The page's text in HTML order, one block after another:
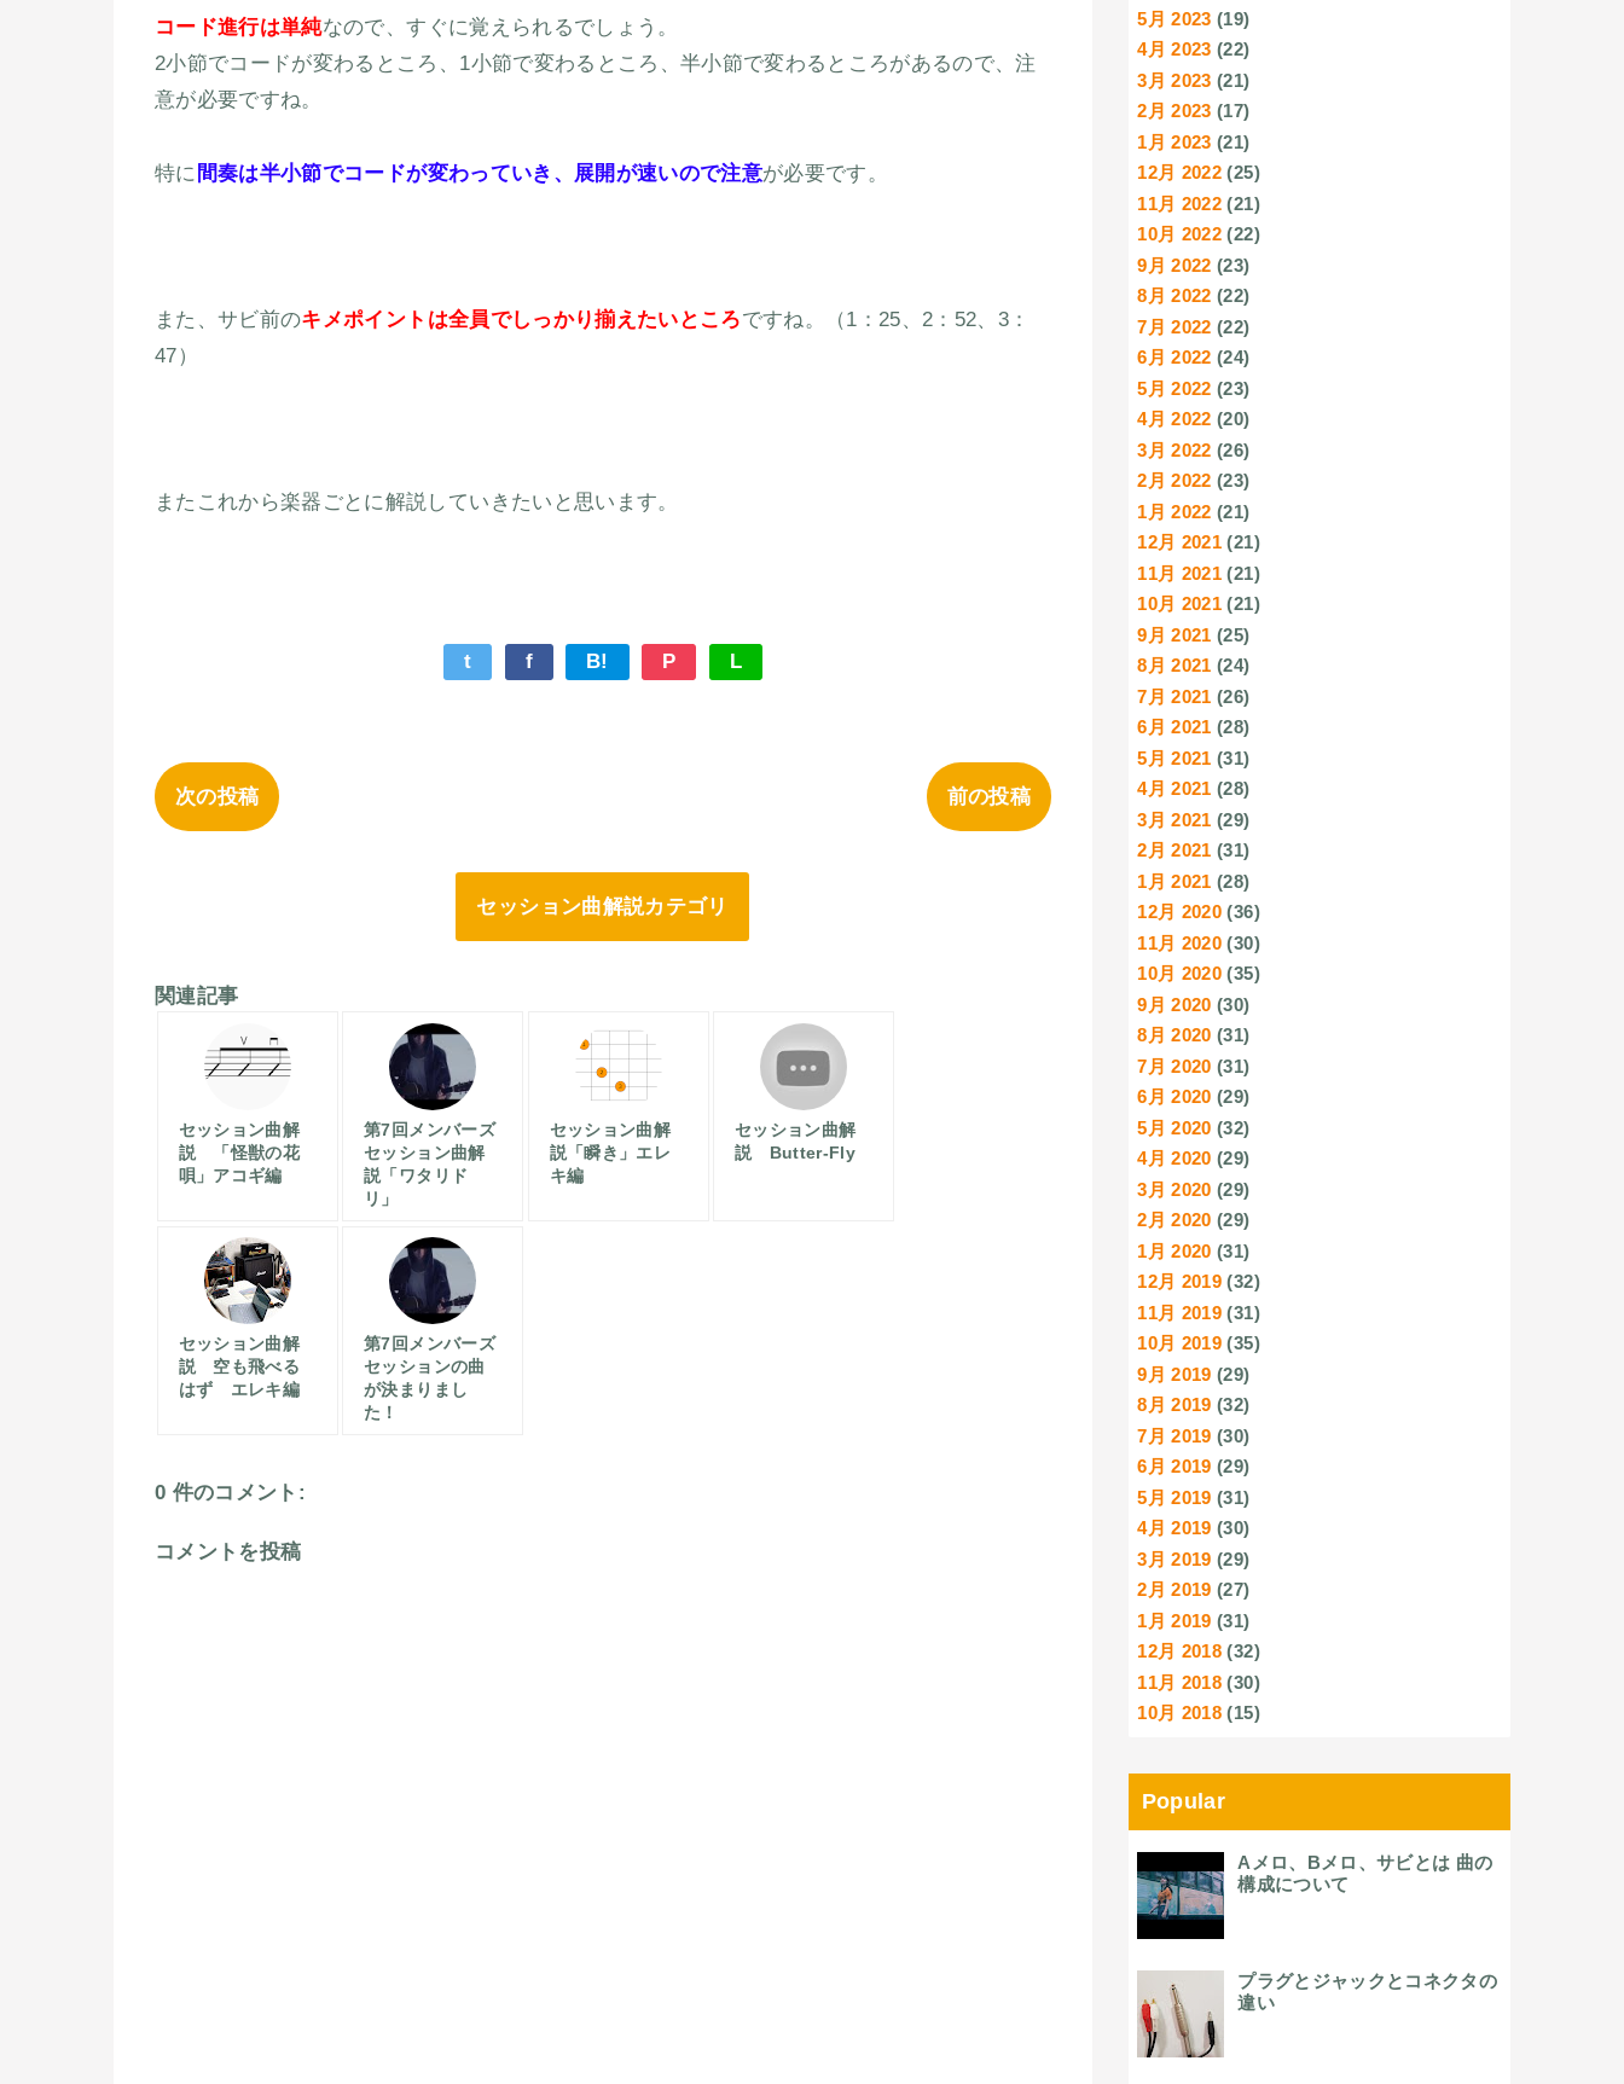
コード進行は単純なので、すぐに覚えられるでしょう。
2小節でコードが変わるところ、1小節で変わるところ、半小節で変わるところがあるので、注
意が必要ですね。
特に 間奏は半小節でコードが変わっていき、展開が速いので注意が必要です。
また、サビ前のキメポイントは全員でしっかり揃えたいところですね。（1：25、2：52、3：
47）
またこれから楽器ごとに解説していきたいと思います。
t f B! P L
次の投稿 前の投稿
セッション曲解説カテゴリ
関連記事
セッション曲解
説 「怪獣の花
唄」アコギ編
第7回メンバーズ
セッション曲解
説「ワタリド
リ」
セッション曲解
説「瞬き」エレ
キ編
セッション曲解
説 Butter-Fly
セッション曲解
説 空も飛べる
はず エレキ編
第7回メンバーズ
セッションの曲
が決まりまし
た！
0 件のコメント:
コメントを投稿
5月 2023 (19)
4月 2023 (22)
3月 2023 (21)
2月 2023 (17)
1月 2023 (21)
12月 2022 (25)
11月 2022 (21)
10月 2022 (22)
9月 2022 (23)
8月 2022 (22)
7月 2022 (22)
6月 2022 (24)
5月 2022 (23)
4月 2022 (20)
3月 2022 (26)
2月 2022 (23)
1月 2022 (21)
12月 2021 (21)
11月 2021 (21)
10月 2021 (21)
9月 2021 (25)
8月 2021 (24)
7月 2021 (26)
6月 2021 (28)
5月 2021 (31)
4月 2021 (28)
3月 2021 (29)
2月 2021 (31)
1月 2021 (28)
12月 2020 (36)
11月 2020 (30)
10月 2020 (35)
9月 2020 (30)
8月 2020 (31)
7月 2020 (31)
6月 2020 (29)
5月 2020 (32)
4月 2020 (29)
3月 2020 (29)
2月 2020 (29)
1月 2020 (31)
12月 2019 (32)
11月 2019 (31)
10月 2019 (35)
9月 2019 (29)
8月 2019 (32)
7月 2019 (30)
6月 2019 (29)
5月 2019 (31)
4月 2019 (30)
3月 2019 (29)
2月 2019 (27)
1月 2019 (31)
12月 2018 (32)
11月 2018 (30)
10月 2018 (15)
Popular
Aメロ、Bメロ、サビとは 曲の
構成について
プラグとジャックとコネクタの
違い